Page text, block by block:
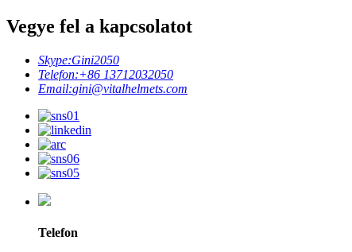
Vegye fel a kapcsolatot
Skype:Gini2050
Telefon:+86 13712032050
Email:gini@vitalhelmets.com
Telefon